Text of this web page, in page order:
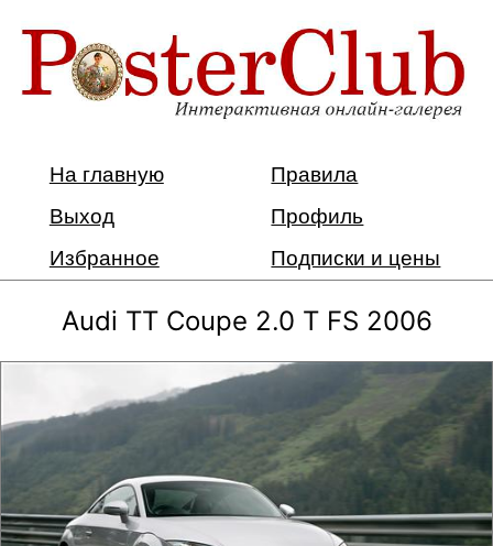
На главную
Правила
Выход
Профиль
Избранное
Подписки и цены
Audi TT Coupe 2.0 T FS 2006